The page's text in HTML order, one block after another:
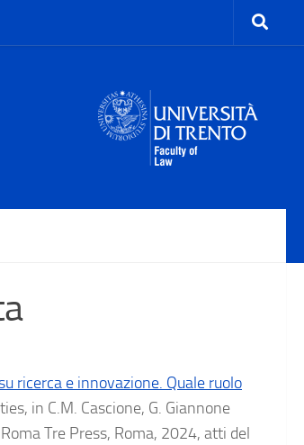
ricerca e innovazione. Quale ruolo
in C.M. Cascione, G. Giannone
Tre Press, Roma, 2024, atti del